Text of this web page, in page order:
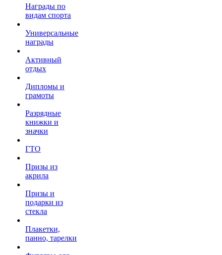
Награды по
видам спорта
Универсальные
награды
Активный
отдых
Дипломы и
грамоты
Разрядные
книжки и
значки
ГТО
Призы из
акрила
Призы и
подарки из
стекла
Плакетки,
панно, тарелки